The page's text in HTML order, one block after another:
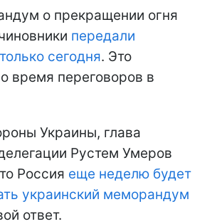
о прекращении огня
передали
сегодня. Это
время переговоров в
Украины, глава
Рустем Умеров
Россия еще неделю будет
украинский меморандум
ответ.